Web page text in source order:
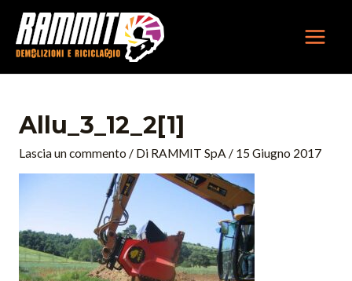
contenuto
Allu_3_12_2[1]
Lascia un commento / Di RAMMIT SpA / 15 Giugno 2017